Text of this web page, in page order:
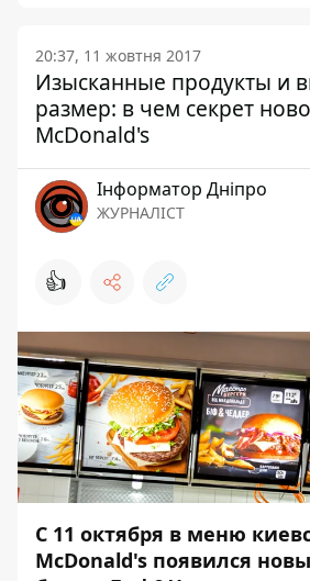
20:37, 11 жовтня 2017
Изысканные продукты и
размер: в чем секрет
McDonald's
Інформатор Дніпро
ЖУРНАЛІСТ
👍
С 11 октября в меню
McDonald's появился